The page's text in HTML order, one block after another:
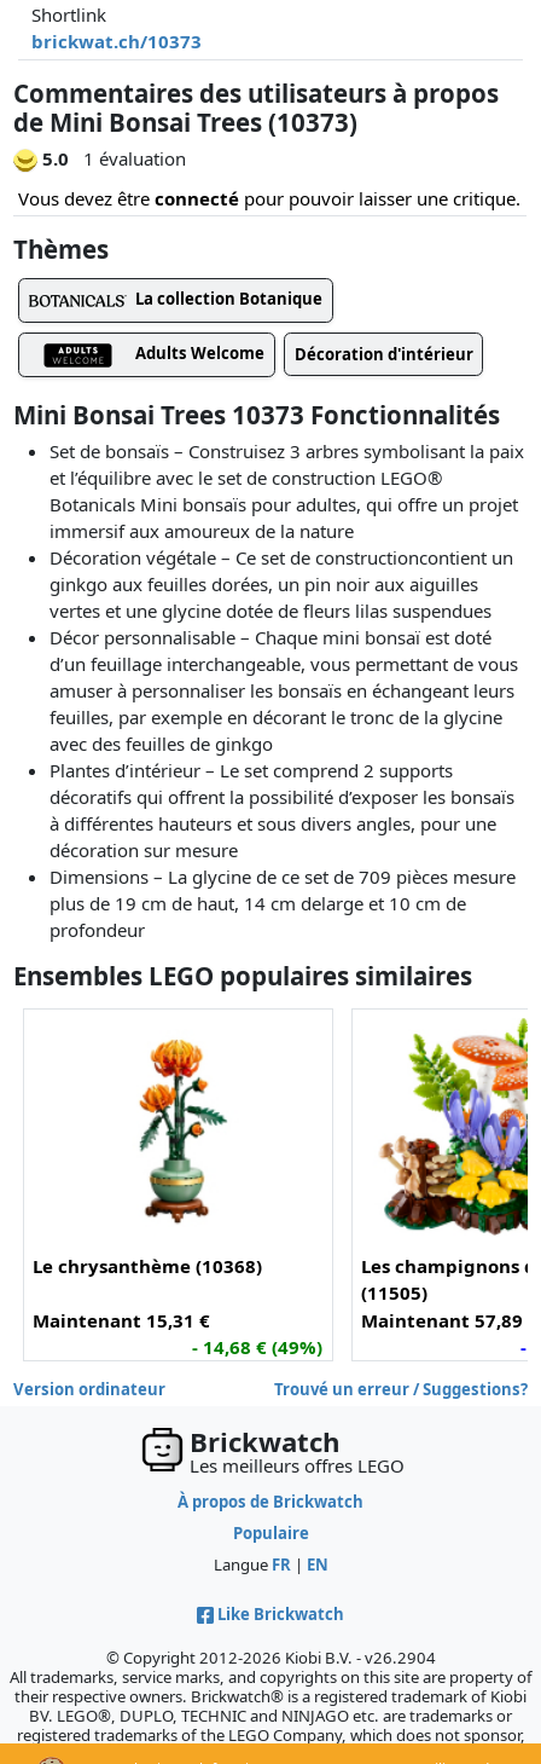
Shortlink
brickwat.ch/10373
Commentaires des utilisateurs à propos
de Mini Bonsai Trees (10373)
5.0
1 évaluation
Vous devez être connecté pour pouvoir laisser une critique.
Thèmes
La collection Botanique
Adults Welcome Décoration d'intérieur
Mini Bonsai Trees 10373 Fonctionnalités
Set de bonsaïs – Construisez 3 arbres symbolisant la paix
et l’équilibre avec le set de construction LEGO®
Botanicals Mini bonsaïs pour adultes, qui offre un projet
immersif aux amoureux de la nature
Décoration végétale – Ce set de constructioncontient un
ginkgo aux feuilles dorées, un pin noir aux aiguilles
vertes et une glycine dotée de fleurs lilas suspendues
Décor personnalisable – Chaque mini bonsaï est doté
d’un feuillage interchangeable, vous permettant de vous
amuser à personnaliser les bonsaïs en échangeant leurs
feuilles, par exemple en décorant le tronc de la glycine
avec des feuilles de ginkgo
Plantes d’intérieur – Le set comprend 2 supports
décoratifs qui offrent la possibilité d’exposer les bonsaïs
à différentes hauteurs et sous divers angles, pour une
décoration sur mesure
Dimensions – La glycine de ce set de 709 pièces mesure
plus de 19 cm de haut, 14 cm delarge et 10 cm de
profondeur
Ensembles LEGO populaires similaires
Le chrysanthème (10368)
Maintenant 15,31 €
- 14,68 € (49%)
Les champignons
(11505)
Maintenant 57,89 €
-
Version ordinateur Trouvé un erreur / Suggestions?
Brickwatch
Les meilleurs offres LEGO
À propos de Brickwatch
Populaire
Langue FR | EN
Like Brickwatch
© Copyright 2012-2026 Kiobi B.V. - v26.2904
All trademarks, service marks, and copyrights on this site are property of
their respective owners. Brickwatch® is a registered trademark of Kiobi
BV. LEGO®, DUPLO, TECHNIC and NINJAGO etc. are trademarks or
registered trademarks of the LEGO Company, which does not sponsor,